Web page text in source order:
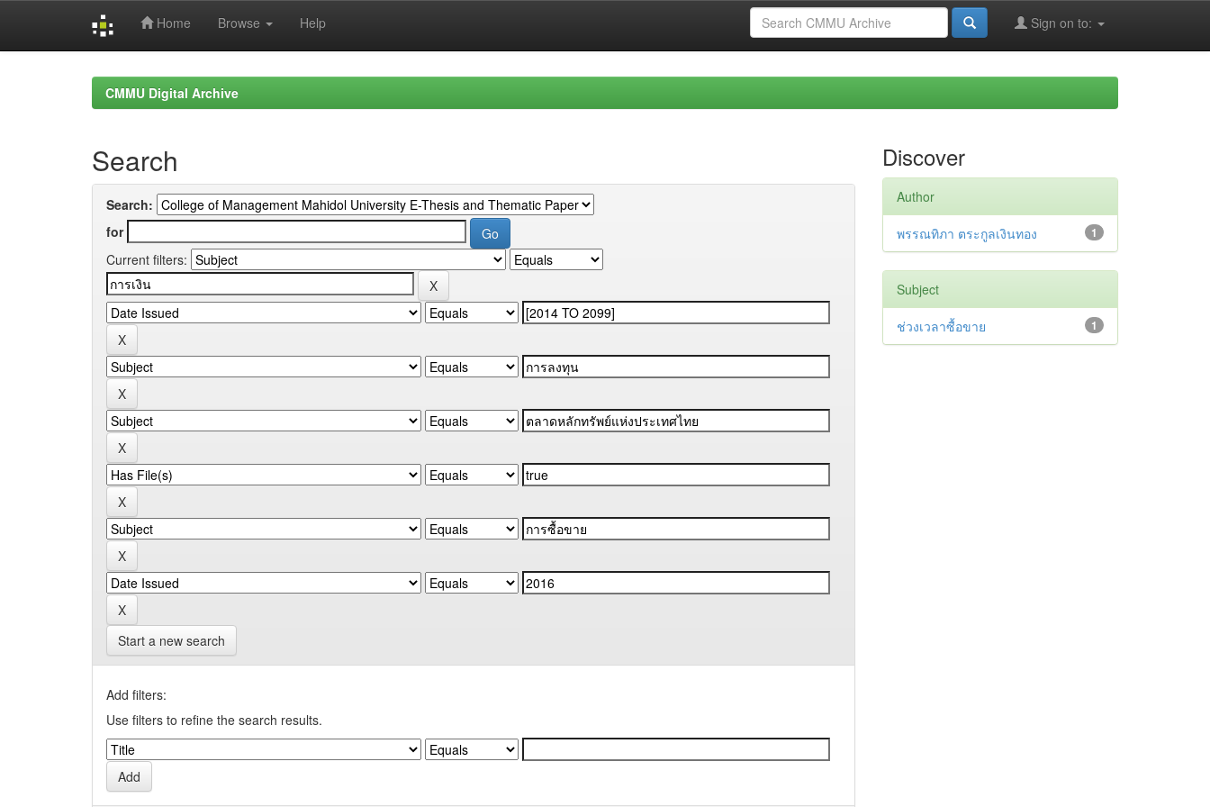
Home Browse Help Sign on to:
CMMU Digital Archive
Search
Search:
for
Current filters:
Start a new search
Add filters:
Use filters to refine the search results.
Discover
Author
1
พรรณทิภา ตระกูลเงินทอง
Subject
1
ช่วงเวลาซื้อขาย